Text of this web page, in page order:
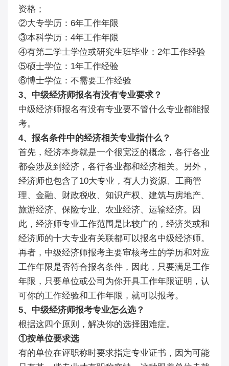
资格；
②大专学历：6年工作年限
③本科学历：4年工作年限
④有第二学士学位或研究生班毕业：2年工作经验
⑤硕士学位：1年工作经验
⑥博士学位：不需要工作经验
3、中级经济师报名有没有专业要求？
中级经济师报名有没有专业要不管什么专业都能报
考。
4、报名条件中的经济相关专业指什么？
首先，经济本身就是一个很宽泛的概念，各行各业
都会涉及到经济，各行各业都和经济相关。另外，
经济师也包含了10大专业，有人力资源、工商管
理、金融、财政税收、知识产权、建筑与房地产、
旅游经济、保险专业、农业经济、运输经济。因
此，经济师专业工作范围是比较广的，经济类或和
经济师的十大专业有关联都可以报名中级经济师。
再者，中级经济师报考主要审核考生的学历和对应
工作年限是否符合报名条件，因此，只要满足工作
年限，只要单位或公司为你开具工作年限证明，认
可你的工作经验和工作年限，就可以报考。
5、中级经济师报考专业怎么选？
根据这四个原则，解决你的选择困难症。
①按单位要求选
有的单位在评职称时要求指定专业证书，因为可能